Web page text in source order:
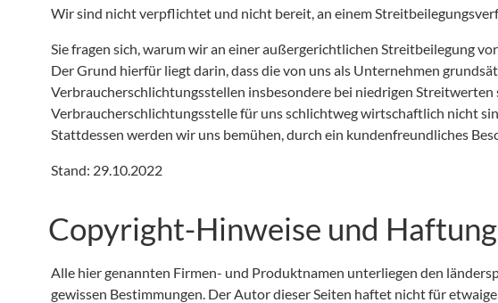
Wir sind nicht verpflichtet und nicht bereit, an einem
Sie fragen sich, warum wir an einer außergerichtlichen Streitbeilegung
Der Grund hierfür liegt darin, dass die von uns als Unternehmen
Verbraucherschlichtungsstellen insbesondere bei niedrigen
Verbraucherschlichtungsstelle für uns schlichtweg wirtschaftlich nicht
Stattdessen werden wir uns bemühen, durch ein kundenfreundliches
Stand: 29.10.2022
Copyright-Hinweise und Haftung
Alle hier genannten Firmen- und Produktnamen unterliegen den
gewissen Bestimmungen. Der Autor dieser Seiten haftet nicht für